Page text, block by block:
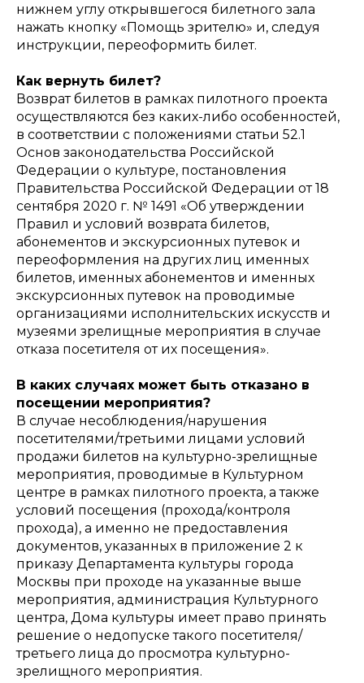
нижнем углу открывшегося билетного зала
нажать кнопку «Помощь зрителю» и, следуя
инструкции, переоформить билет.
Как вернуть билет?
Возврат билетов в рамках пилотного проекта
осуществляются без каких-либо особенностей,
в соответствии с положениями статьи 52.1
Основ законодательства Российской
Федерации о культуре, постановления
Правительства Российской Федерации от 18
сентября 2020 г. № 1491 «Об утверждении
Правил и условий возврата билетов,
абонементов и экскурсионных путевок и
переоформления на других лиц именных
билетов, именных абонементов и именных
экскурсионных путевок на проводимые
организациями исполнительских искусств и
музеями зрелищные мероприятия в случае
отказа посетителя от их посещения».
В каких случаях может быть отказано в
посещении мероприятия?
В случае несоблюдения/нарушения
посетителями/третьими лицами условий
продажи билетов на культурно-зрелищные
мероприятия, проводимые в Культурном
центре в рамках пилотного проекта, а также
условий посещения (прохода/контроля
прохода), а именно не предоставления
документов, указанных в приложение 2 к
приказу Департамента культуры города
Москвы при проходе на указанные выше
мероприятия, администрация Культурного
центра, Дома культуры имеет право принять
решение о недопуске такого посетителя/
третьего лица до просмотра культурно-
зрелищного мероприятия.